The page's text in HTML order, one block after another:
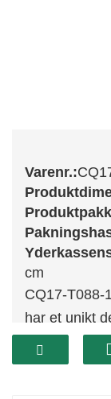
Varenr.:
cm
CQ17-T088-
har et unikt
grønne
en slående